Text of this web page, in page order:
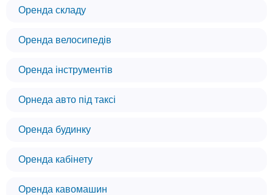
Оренда складу
Оренда велосипедів
Оренда інструментів
Орнеда авто під таксі
Оренда будинку
Оренда кабінету
Оренда кавомашин